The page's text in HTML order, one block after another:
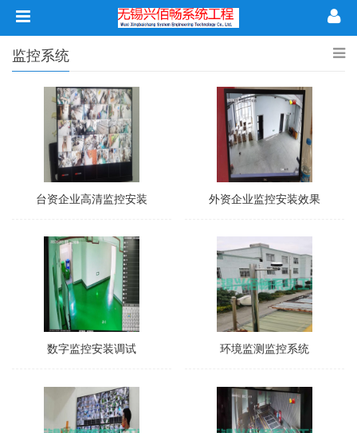
监控系统
台资企业高清监控安装 外资企业监控安装效果
数字监控安装调试 环境监测监控系统